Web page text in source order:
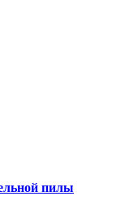
пилы